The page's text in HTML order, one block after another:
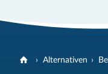
Alternativen